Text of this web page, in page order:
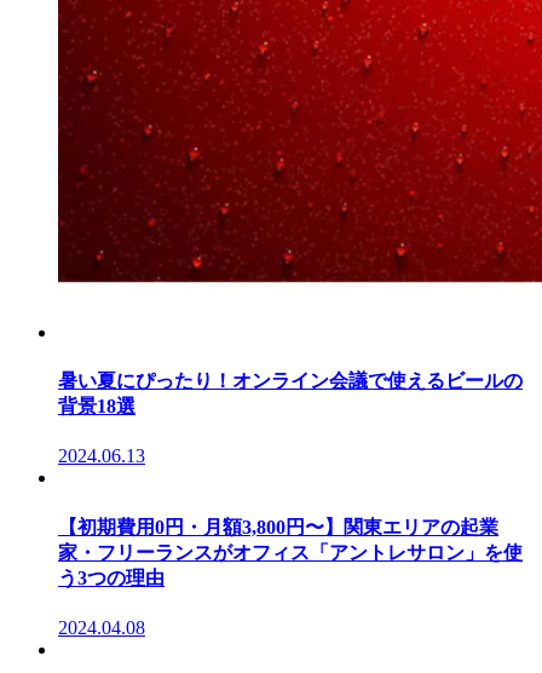
暑い夏にぴったり！オンライン会議で使えるビールの
背景18選
2024.06.13
【初期費用0円・月額3,800円〜】関東エリアの起業
家・フリーランスがオフィス「アントレサロン」を使
う3つの理由
2024.04.08